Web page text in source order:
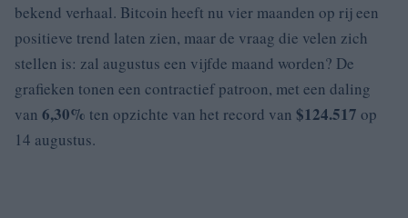
bekend verhaal. Bitcoin heeft nu vier maanden op rij een
positieve trend laten zien, maar de vraag die velen zich
stellen is: zal augustus een vijfde maand worden? De
grafieken tonen een contractief patroon, met een daling
van 6,30% ten opzichte van het record van $124.517 op
14 augustus.